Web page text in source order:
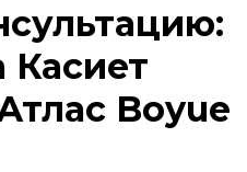
Касиет
Boyue